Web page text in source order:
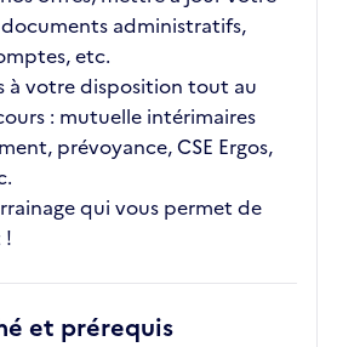
administratifs,
etc.
à votre disposition tout au
: mutuelle intérimaires
prévoyance, CSE Ergos,
qui vous permet de
!
et prérequis